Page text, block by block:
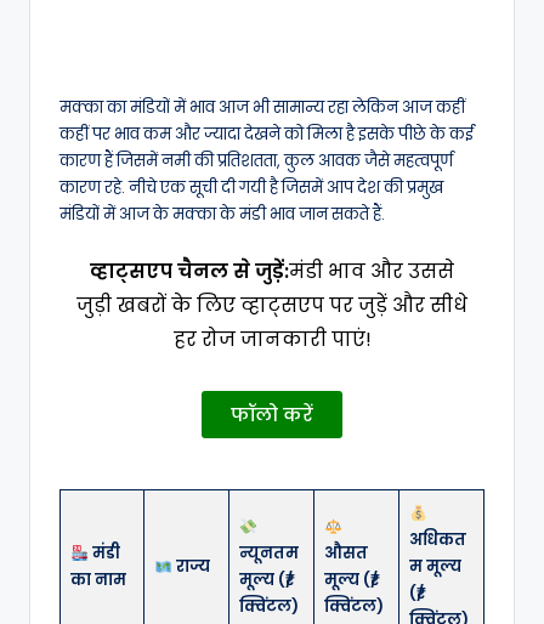
मक्का का मंडियों में भाव आज भी सामान्य रहा लेकिन आज कहीं
कहीं पर भाव कम और ज्यादा देखने को मिला है इसके पीछे के कई
कारण हैं जिसमें नमी की प्रतिशतता, कुल आवक जैसे महत्वपूर्ण
कारण रहे. नीचे एक सूची दी गयी है जिसमें आप देश की प्रमुख
मंडियों में आज के मक्का के मंडी भाव जान सकते हैं.
व्हाट्सएप चैनल से जुड़ें:मंडी भाव और उससे
जुड़ी खबरों के लिए व्हाट्सएप पर जुड़ें और सीधे
हर रोज जानकारी पाएं!
फॉलो करें
मंडी
का नाम
राज्य
न्यूनतम
मूल्य (₹/
क्विंटल)
औसत
मूल्य (₹/
क्विंटल)
अधिकत
म मूल्य
(₹/